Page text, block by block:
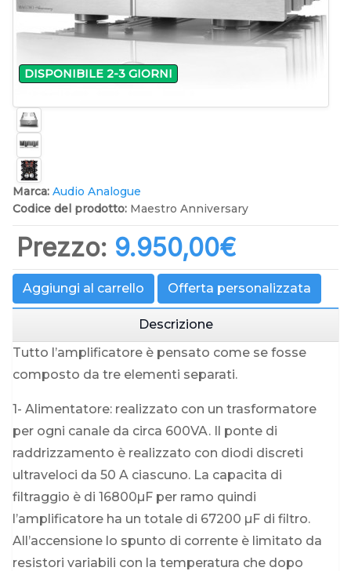
DISPONIBILE 2-3 GIORNI
Marca: Audio Analogue
Codice del prodotto: Maestro Anniversary
Prezzo: 9.950,00‎€
Aggiungi al carrello Offerta personalizzata
Descrizione
Tutto l’amplificatore è pensato come se fosse
composto da tre elementi separati.
1- Alimentatore: realizzato con un trasformatore
per ogni canale da circa 600VA. Il ponte di
raddrizzamento è realizzato con diodi discreti
ultraveloci da 50 A ciascuno. La capacita di
filtraggio è di 16800µF per ramo quindi
l’amplificatore ha un totale di 67200 µF di filtro.
All’accensione lo spunto di corrente è limitato da
resistori variabili con la temperatura che dopo